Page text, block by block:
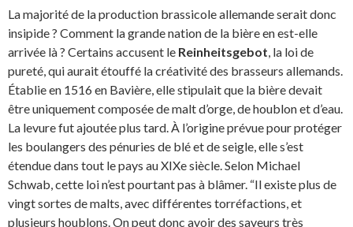
La majorité de la production brassicole allemande serait donc
insipide ? Comment la grande nation de la bière en est-elle
arrivée là ? Certains accusent le Reinheitsgebot , la loi de
pureté, qui aurait étouffé la créativité des brasseurs allemands.
Établie en 1516 en Bavière, elle stipulait que la bière devait
être uniquement composée de malt d’orge, de houblon et d’eau.
La levure fut ajoutée plus tard. À l’origine prévue pour protéger
les boulangers des pénuries de blé et de seigle, elle s’est
étendue dans tout le pays au XIXe siècle. Selon Michael
Schwab, cette loi n’est pourtant pas à blâmer. “Il existe plus de
vingt sortes de malts, avec différentes torréfactions, et
plusieurs houblons. On peut donc avoir des saveurs très